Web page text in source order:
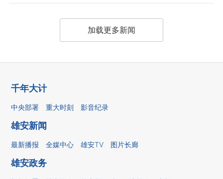
加载更多新闻
千年大计
中央部署 重大时刻 影音纪录
雄安新闻
最新播报 全媒中心 雄安TV 图片长廊
雄安政务